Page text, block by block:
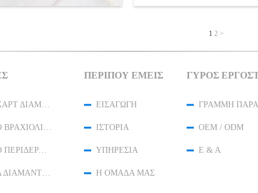
θυρίδας δώρου
Αγάπη δαχτυλίδια 18k Ροζ
1 2 >
ΧΡΥΣΌ 18ΚΑΡΤ ΔΙΑΜΑΝΤΈΝΙΑ ΚΟΣΜΉΜΑΤΑ
18K ΧΡΥΣΌ ΒΡΑΧΙΌΛΙ ΔΙΑΜΑΝΤΙΏΝ
18K ΧΡΥΣΌ ΠΕΡΙΔΈΡΑΙΟ ΔΙΑΜΑΝΤΙΏΝ
18K ΧΡΥΣΆ ΔΙΑΜΑΝΤΈΝΙΑ ΣΚΟΥΛΑΡΊΚΙΑ
ΠΕΡΊΠΟΥ ΕΜΕΊΣ
ΕΙΣΑΓΩΓΉ
ΙΣΤΟΡΊΑ
ΥΠΗΡΕΣΊΑ
Η ΟΜΆΔΑ ΜΑΣ
ΓΎΡΟΣ
ΓΡΑΜΜΉ
OEM / ODM
Ε & Α